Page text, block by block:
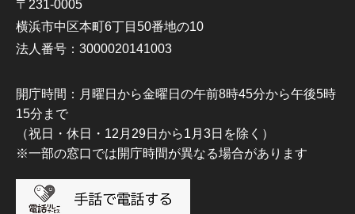
〒231-0005
横浜市中区本町6丁目50番地の10
法人番号：3000020141003
開庁時間：月曜日から金曜日の午前8時45分から午後5時
15分まで
（祝日・休日・12月29日から1月3日を除く）
※一部の窓口では開庁時間が異なる場合があります